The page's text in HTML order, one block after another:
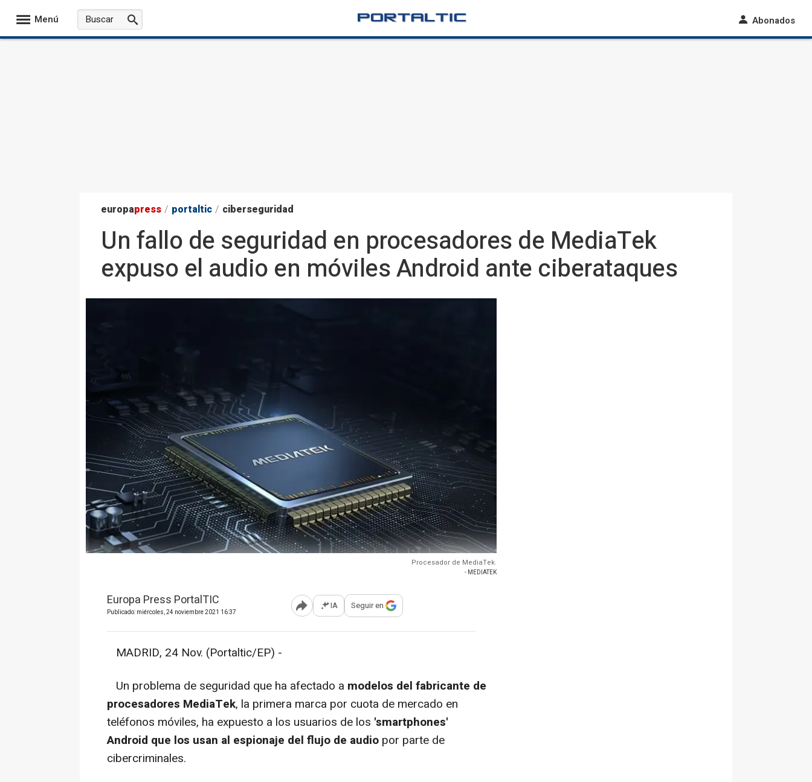
Menú Abonados
europapress / portaltic / ciberseguridad
Un fallo de seguridad en procesadores de MediaTek
expuso el audio en móviles Android ante ciberataques
Procesador de MediaTek.
- MEDIATEK
Europa Press PortalTIC
Publicado: miércoles, 24 noviembre 2021 16:37 Abrir opciones para compartir
IA Seguir en
MADRID, 24 Nov. (Portaltic/EP) -
Un problema de seguridad que ha afectado a modelos del fabricante de
procesadores MediaTek, la primera marca por cuota de mercado en
teléfonos móviles, ha expuesto a los usuarios de los 'smartphones'
Android que los usan al espionaje del flujo de audio por parte de
cibercriminales.